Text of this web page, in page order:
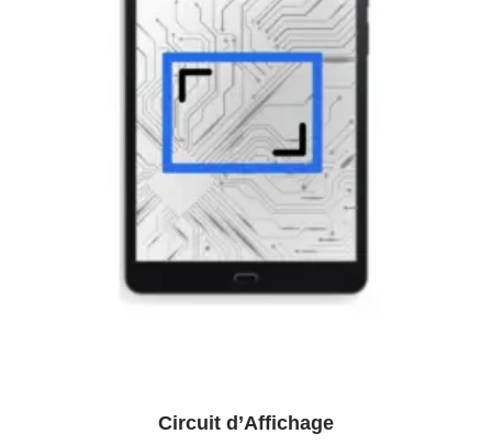
Circuit d’Affichage